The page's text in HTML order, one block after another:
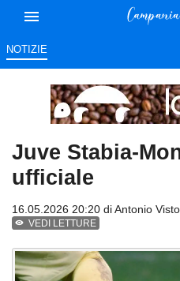
NOTIZIE
Juve Stabia-
ufficiale
16.05.2026 20:20 diAntonio
VEDI LETTURE